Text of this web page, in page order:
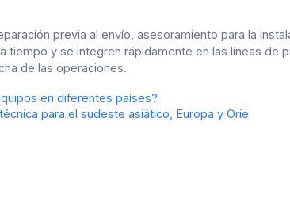
previa al envío, asesoramiento para la
tiempo y se integren rápidamente en las líneas de
de las operaciones.
en diferentes países?
para el sudeste asiático, Europa y Orie